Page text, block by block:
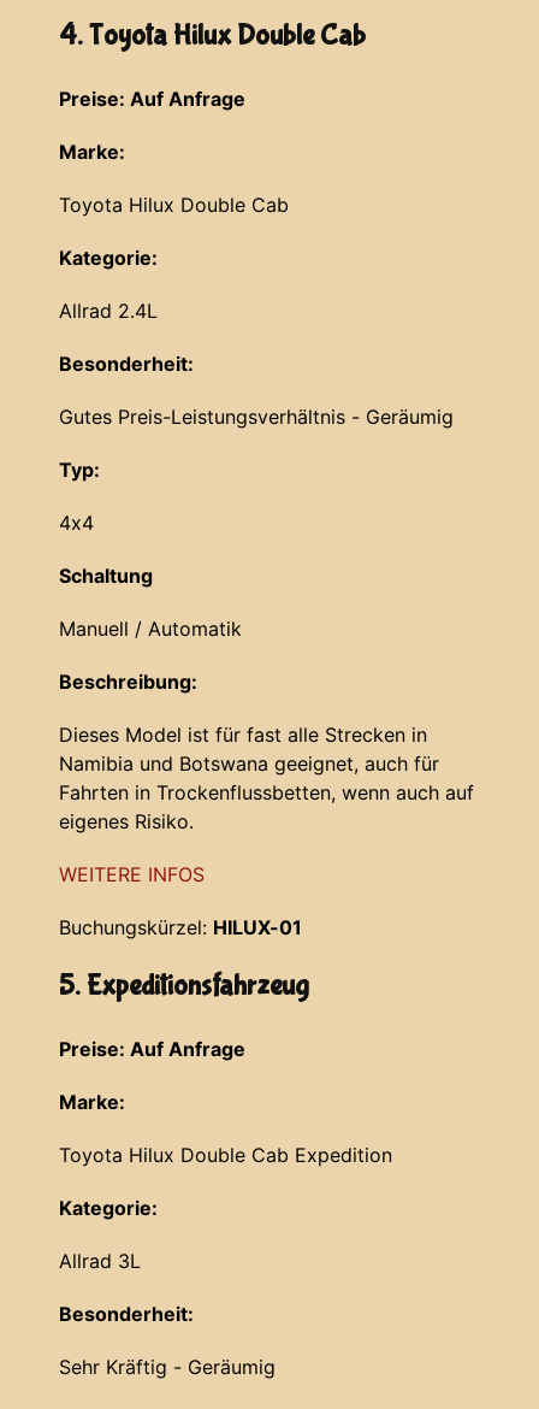
4. Toyota Hilux Double Cab
Preise: Auf Anfrage
Marke:
Toyota Hilux Double Cab
Kategorie:
Allrad 2.4L
Besonderheit:
Gutes Preis-Leistungsverhältnis - Geräumig
Typ:
4x4
Schaltung
Manuell / Automatik
Beschreibung:
Dieses Model ist für fast alle Strecken in
Namibia und Botswana geeignet, auch für
Fahrten in Trockenflussbetten, wenn auch auf
eigenes Risiko.
WEITERE INFOS
Buchungskürzel: HILUX-01
5. Expeditionsfahrzeug
Preise: Auf Anfrage
Marke:
Toyota Hilux Double Cab Expedition
Kategorie:
Allrad 3L
Besonderheit:
Sehr Kräftig - Geräumig